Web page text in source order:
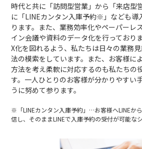
時代と共に「訪問型営業」から「来店型
に「LINEカンタン入庫予約※」なども導
ります。また、業務効率化やペーパーレ
イン会議や資料のデータ化を行っており
X化を図れるよう、私たちは日々の業務
法の模索をしています。また、お客様に
方法を考え柔軟に対応するのも私たちの
す。一人ひとりのお客様が分かりやすい
うに努めて参ります。
※「LINEカンタン入庫予約」…お客様へLINEか
信し、そのままLINEで入庫予約の受付が可能なシ